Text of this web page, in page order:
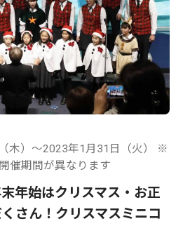
木）〜2023年1月31日（火） ※
催期間が異なります
年始はクリスマス・お正
さん！クリスマスミニコ